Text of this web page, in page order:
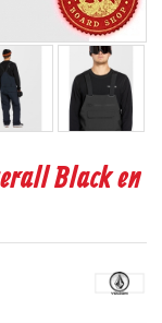
Black en